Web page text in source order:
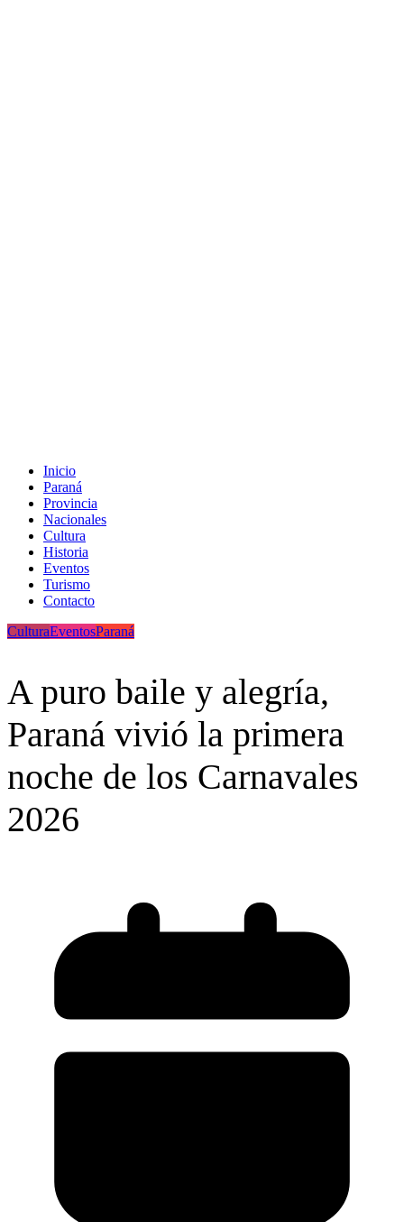
Inicio
Paraná
Provincia
Nacionales
Cultura
Historia
Eventos
Turismo
Contacto
CulturaEventosParaná
A puro baile y alegría,
Paraná vivió la primera
noche de los Carnavales
2026